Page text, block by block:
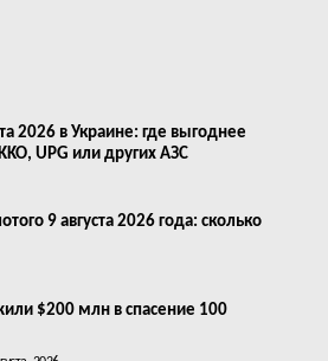
2026 в Украине: где выгоднее
UPG или других АЗС
9 августа 2026 года: сколько
$200 млн в спасение 100